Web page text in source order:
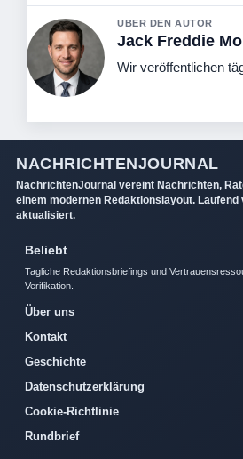
UBER DEN AUTOR
Jack Freddie
Wir veröffentlichen
NACHRICHTENJOURNAL
NachrichtenJournal vereint Nachrichten,
einem modernen Redaktionslayout.
aktualisiert.
Beliebt
Tagliche Redaktionsbriefings und
Verifikation.
Über uns
Kontakt
Geschichte
Datenschutzerklärung
Cookie-Richtlinie
Rundbrief